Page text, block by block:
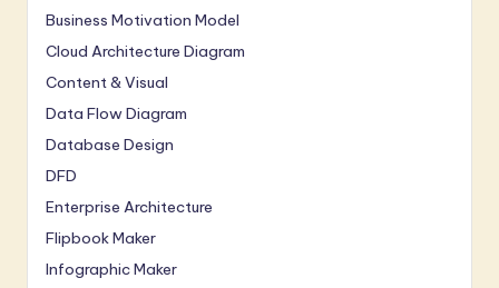
Business Motivation Model
Cloud Architecture Diagram
Content & Visual
Data Flow Diagram
Database Design
DFD
Enterprise Architecture
Flipbook Maker
Infographic Maker